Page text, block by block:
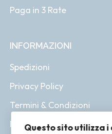
Paga in 3 Rate
INFORMAZIONI
Spedizioni
Privacy Policy
Termini & Condizioni
Resi & Rimborsi
Questo sito utilizza i